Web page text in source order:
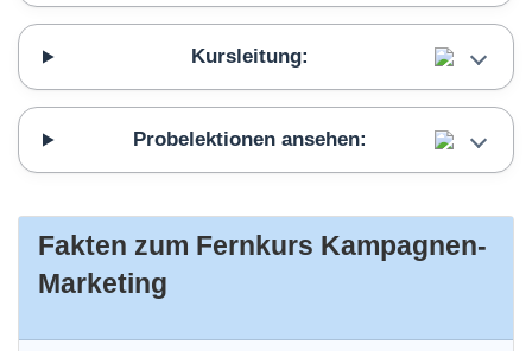
Kursleitung:
Probelektionen ansehen:
Fakten zum Fernkurs Kampagnen-
Marketing